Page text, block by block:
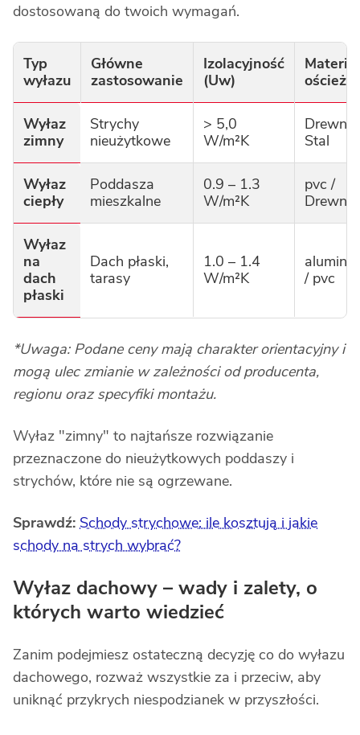
dostosowaną do twoich wymagań.
Typ
wyłazu
Główne
zastosowanie
Izolacyjność
(Uw)
Materiał
Wyłaz
zimny
Strychy
nieużytkowe
> 5,0
W/m²K
Drewno
Stal
Wyłaz
ciepły
Poddasza
mieszkalne
0.9 – 1.3
W/m²K
pvc /
Drewno
Wyłaz
na
dach
płaski
Dach płaski,
tarasy
1.0 – 1.4
W/m²K
/ pvc
*Uwaga: Podane ceny mają charakter orientacyjny i
mogą ulec zmianie w zależności od producenta,
regionu oraz specyfiki montażu.
Wyłaz "zimny" to najtańsze rozwiązanie
przeznaczone do nieużytkowych poddaszy i
strychów, które nie są ogrzewane.
Sprawdź: Schody strychowe: ile kosztują i jakie
schody na strych wybrać?
Wyłaz dachowy – wady i zalety, o
których warto wiedzieć
Zanim podejmiesz ostateczną decyzję co do wyłazu
dachowego, rozważ wszystkie za i przeciw, aby
uniknąć przykrych niespodzianek w przyszłości.